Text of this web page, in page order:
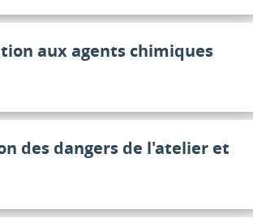
aux agents chimiques
des dangers de l'atelier et